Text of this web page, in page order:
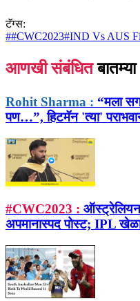
टॅग्स:
##CWC2023#IND Vs AUS
आणखी संबंधित बातम्या
Rohit Sharma : “मला
पण…”, हिटमॅन 'त्या'
#CWC2023 : ऑस्ट्रेलियन
अपमानास्पद पोस्ट; IPL